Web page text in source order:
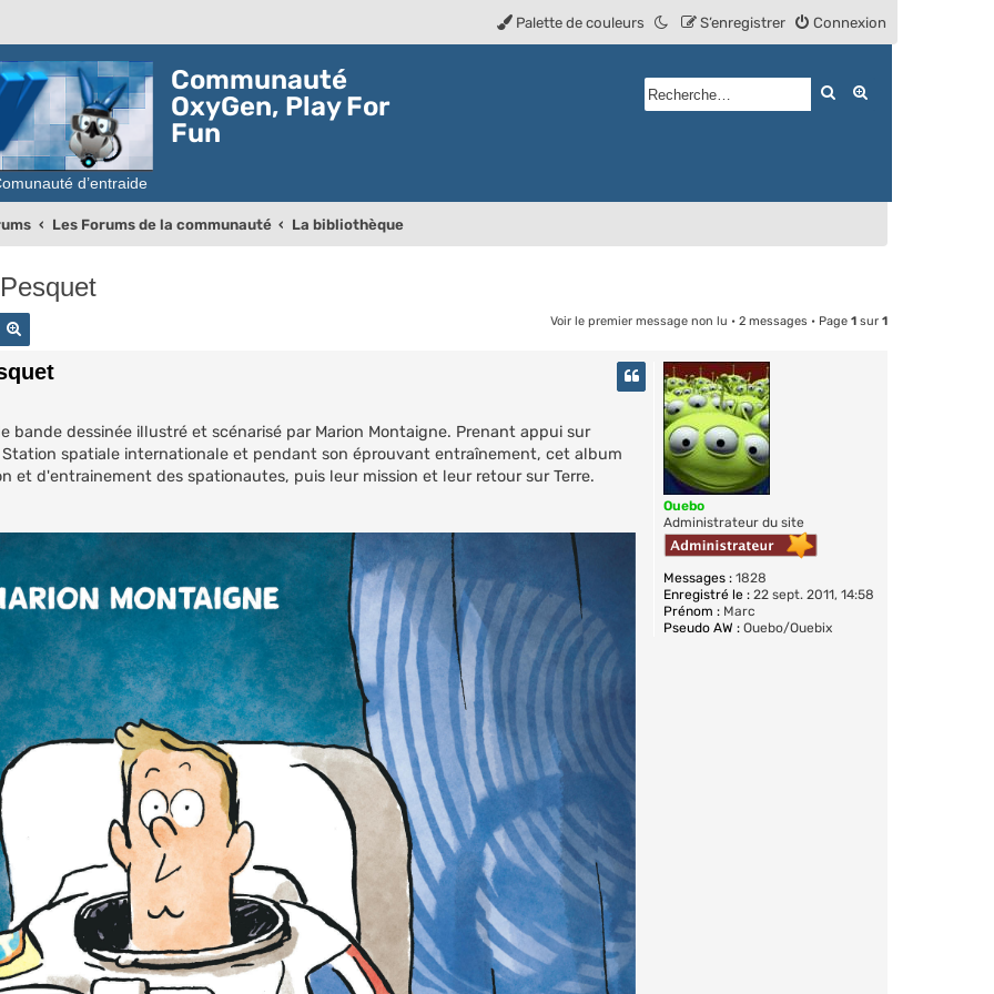
Connexion
S’enregistrer
Palette de couleurs
Communauté
OxyGen, Play For
Fun
Rechercher
Les Forums de la communauté La bibliothèque
Voir le premier message non lu • 2 messages • Page 1 sur 1
Ouebo
Administrateur du site
Messages : 1828
Enregistré le : 22 sept. 2011, 14:58
Prénom : Marc
Pseudo AW : Ouebo/Ouebix
bande dessinée illustré et scénarisé par Marion Montaigne. Prenant appui sur
spatiale internationale et pendant son éprouvant entraînement, cet album
et d'entrainement des spationautes, puis leur mission et leur retour sur Terre.